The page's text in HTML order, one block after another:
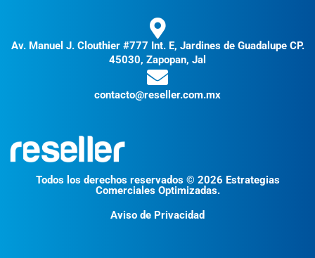
Av. Manuel J. Clouthier #777 Int. E, Jardines de Guadalupe CP.
45030, Zapopan, Jal
contacto@reseller.com.mx
Todos los derechos reservados © 2026 Estrategias
Comerciales Optimizadas.
Aviso de Privacidad